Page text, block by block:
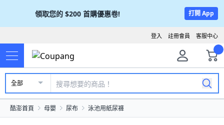
領取您的 $200 首購優惠卷! 打開 App
客服中心
註冊會員
登入
全部
酷澎首頁 母嬰 尿布 泳池用紙尿褲